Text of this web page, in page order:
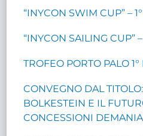
“INYCON SWIM CUP” –
“INYCON SAILING CUP”
TROFEO PORTO PALO
CONVEGNO DAL
BOLKESTEIN E IL
CONCESSIONI